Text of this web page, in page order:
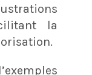
la